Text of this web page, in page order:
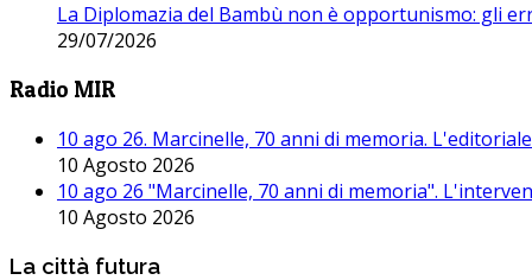
La Diplomazia del Bambù non è opportunismo: gli
29/07/2026
Radio MIR
10 ago 26. Marcinelle, 70 anni di memoria.
10 Agosto 2026
10 ago 26 "Marcinelle, 70 anni di memoria".
10 Agosto 2026
La città futura